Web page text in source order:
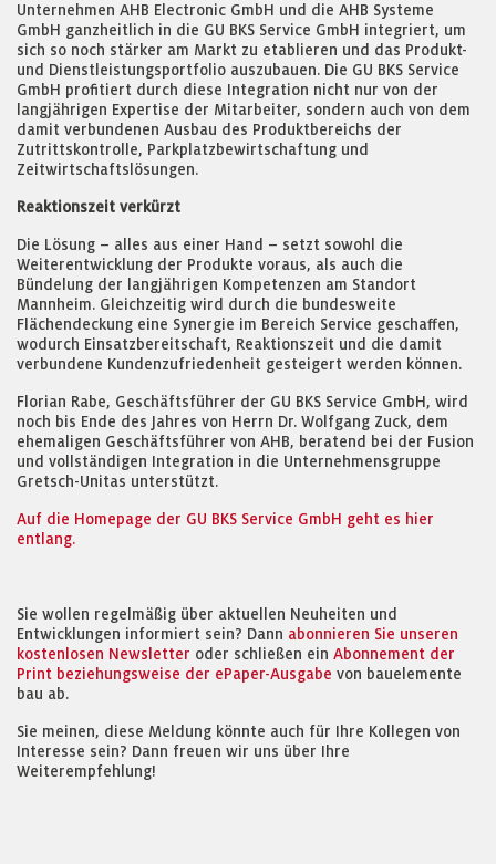
Unternehmen AHB Electronic GmbH und die AHB Systeme
GmbH ganzheitlich in die GU BKS Service GmbH integriert, um
sich so noch stärker am Markt zu etablieren und das Produkt-
und Dienstleistungsportfolio auszubauen. Die GU BKS Service
GmbH profitiert durch diese Integration nicht nur von der
langjährigen Expertise der Mitarbeiter, sondern auch von dem
damit verbundenen Ausbau des Produktbereichs der
Zutrittskontrolle, Parkplatzbewirtschaftung und
Zeitwirtschaftslösungen.
Reaktionszeit verkürzt
Die Lösung – alles aus einer Hand – setzt sowohl die
Weiterentwicklung der Produkte voraus, als auch die
Bündelung der langjährigen Kompetenzen am Standort
Mannheim. Gleichzeitig wird durch die bundesweite
Flächendeckung eine Synergie im Bereich Service geschaffen,
wodurch Einsatzbereitschaft, Reaktionszeit und die damit
verbundene Kundenzufriedenheit gesteigert werden können.
Florian Rabe, Geschäftsführer der GU BKS Service GmbH, wird
noch bis Ende des Jahres von Herrn Dr. Wolfgang Zuck, dem
ehemaligen Geschäftsführer von AHB, beratend bei der Fusion
und vollständigen Integration in die Unternehmensgruppe
Gretsch-Unitas unterstützt.
Auf die Homepage der GU BKS Service GmbH geht es hier
entlang.
Sie wollen regelmäßig über aktuellen Neuheiten und
Entwicklungen informiert sein? Dann abonnieren Sie unseren
kostenlosen Newsletter oder schließen ein Abonnement der
Print beziehungsweise der ePaper-Ausgabe von bauelemente
bau ab.
Sie meinen, diese Meldung könnte auch für Ihre Kollegen von
Interesse sein? Dann freuen wir uns über Ihre
Weiterempfehlung!